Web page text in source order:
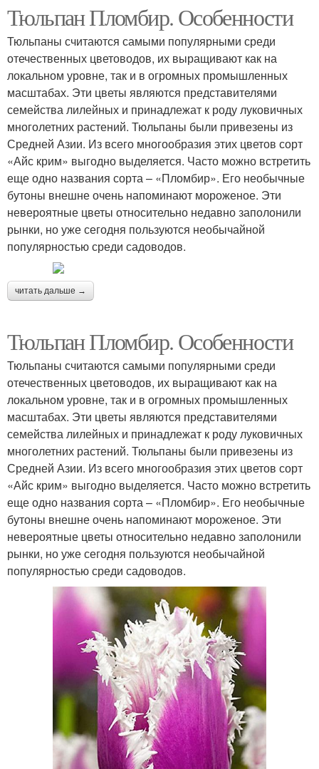
Тюльпан Пломбир. Особенности
Тюльпаны считаются самыми популярными среди
отечественных цветоводов, их выращивают как на
локальном уровне, так и в огромных промышленных
масштабах. Эти цветы являются представителями
семейства лилейных и принадлежат к роду луковичных
многолетних растений. Тюльпаны были привезены из
Средней Азии. Из всего многообразия этих цветов сорт
«Айс крим» выгодно выделяется. Часто можно встретить
еще одно названия сорта – «Пломбир». Его необычные
бутоны внешне очень напоминают мороженое. Эти
невероятные цветы относительно недавно заполонили
рынки, но уже сегодня пользуются необычайной
популярностью среди садоводов.
читать дальше →
Тюльпан Пломбир. Особенности
Тюльпаны считаются самыми популярными среди
отечественных цветоводов, их выращивают как на
локальном уровне, так и в огромных промышленных
масштабах. Эти цветы являются представителями
семейства лилейных и принадлежат к роду луковичных
многолетних растений. Тюльпаны были привезены из
Средней Азии. Из всего многообразия этих цветов сорт
«Айс крим» выгодно выделяется. Часто можно встретить
еще одно названия сорта – «Пломбир». Его необычные
бутоны внешне очень напоминают мороженое. Эти
невероятные цветы относительно недавно заполонили
рынки, но уже сегодня пользуются необычайной
популярностью среди садоводов.